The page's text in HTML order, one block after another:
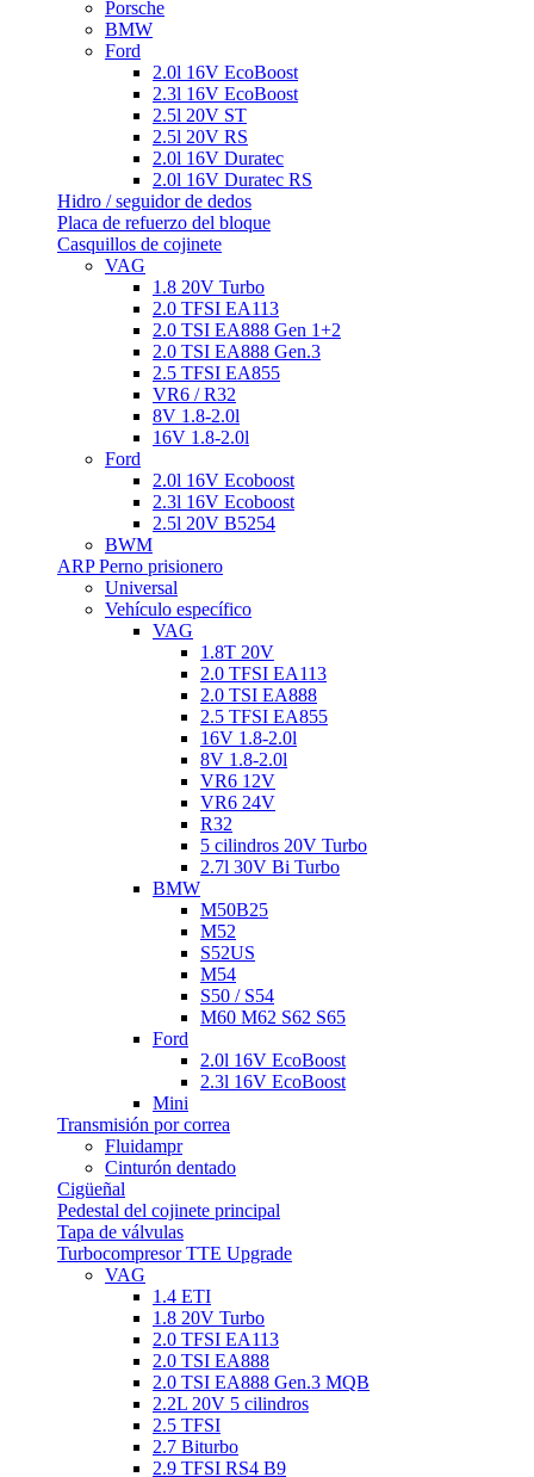
Porsche
BMW
Ford
2.0l 16V EcoBoost
2.3l 16V EcoBoost
2.5l 20V ST
2.5l 20V RS
2.0l 16V Duratec
2.0l 16V Duratec RS
Hidro / seguidor de dedos
Placa de refuerzo del bloque
Casquillos de cojinete
VAG
1.8 20V Turbo
2.0 TFSI EA113
2.0 TSI EA888 Gen 1+2
2.0 TSI EA888 Gen.3
2.5 TFSI EA855
VR6 / R32
8V 1.8-2.0l
16V 1.8-2.0l
Ford
2.0l 16V Ecoboost
2.3l 16V Ecoboost
2.5l 20V B5254
BWM
ARP Perno prisionero
Universal
Vehículo específico
VAG
1.8T 20V
2.0 TFSI EA113
2.0 TSI EA888
2.5 TFSI EA855
16V 1.8-2.0l
8V 1.8-2.0l
VR6 12V
VR6 24V
R32
5 cilindros 20V Turbo
2.7l 30V Bi Turbo
BMW
M50B25
M52
S52US
M54
S50 / S54
M60 M62 S62 S65
Ford
2.0l 16V EcoBoost
2.3l 16V EcoBoost
Mini
Transmisión por correa
Fluidampr
Cinturón dentado
Cigüeñal
Pedestal del cojinete principal
Tapa de válvulas
Turbocompresor TTE Upgrade
VAG
1.4 ETI
1.8 20V Turbo
2.0 TFSI EA113
2.0 TSI EA888
2.0 TSI EA888 Gen.3 MQB
2.2L 20V 5 cilindros
2.5 TFSI
2.7 Biturbo
2.9 TFSI RS4 B9